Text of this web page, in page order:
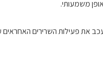
משמעותי.
את פעילות השרירים האחראים